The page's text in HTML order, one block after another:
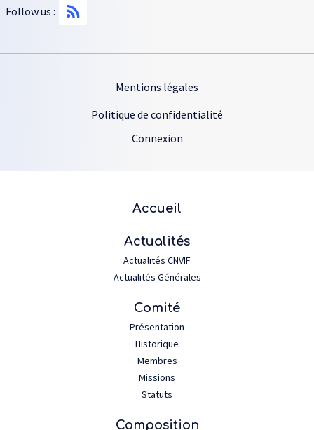
Follow us :
Mentions légales
Politique de confidentialité
Connexion
Accueil
Actualités
Actualités CNVIF
Actualités Générales
Comité
Présentation
Historique
Membres
Missions
Statuts
Composition